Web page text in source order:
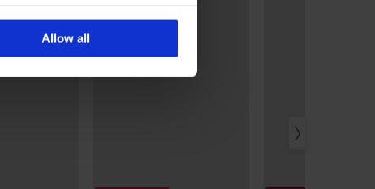
Allow all